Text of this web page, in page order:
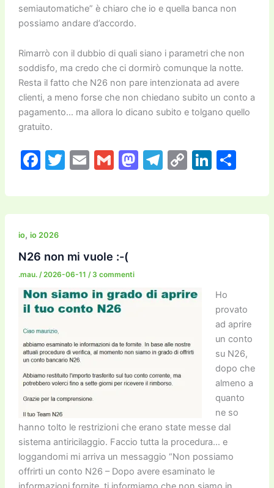
semiautomatiche” è chiaro che io e quella banca non
possiamo andare d’accordo.
Rimarrò con il dubbio di quali siano i parametri che non
soddisfo, ma credo che ci dormirò comunque la notte.
Resta il fatto che N26 non pare intenzionata ad avere
clienti, a meno forse che non chiedano subito un conto a
pagamento… ma allora lo dicano subito e tolgano quello
gratuito.
F
c
e
b
o
o
k
T
itt
er
E
ai
l
G
ai
l
M
st
o
T
e
gr
C
p
y
Li
k
e
C
n
di
io, io 2026
N26 non mi vuole :-(
.mau. /2026-06-11 / 3 commenti
Ho
provato
ad aprire
un conto
su N26,
dopo che
almeno a
quanto
ne so
hanno tolto le restrizioni che erano state messe dal
sistema antiricilaggio. Faccio tutta la procedura… e
loggandomi mi arriva un messaggio “Non possiamo
offrirti un conto N26 – Dopo avere esaminato le